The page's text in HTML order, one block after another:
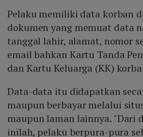
Pelaku memiliki data korban
dokumen yang memuat data
tanggal lahir, alamat, nomor
email bahkan Kartu Tanda
dan Kartu Keluarga (KK)
Data-data itu didapatkan
maupun berbayar melalui
maupun laman lainnya. "Dari
inilah, pelaku berpura-pura